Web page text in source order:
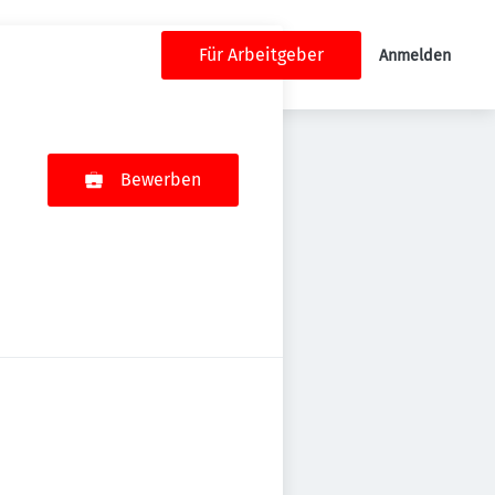
Für Arbeitgeber Anmelden
Bewerben